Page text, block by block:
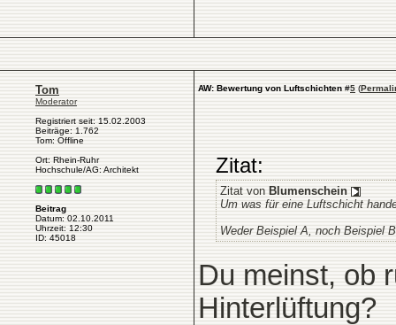
Tom
Moderator
Registriert seit: 15.02.2003
Beiträge: 1.762
Tom: Offline
Ort: Rhein-Ruhr
Hochschule/AG: Architekt
Beitrag
Datum: 02.10.2011
Uhrzeit: 12:30
ID: 45018
AW: Bewertung von Luftschichten #5 (
Zitat:
Zitat von Blumenschein
Um was für eine Luftschicht
Weder Beispiel A, noch Beispiel
Du meinst, ob
Hinterlüftung?